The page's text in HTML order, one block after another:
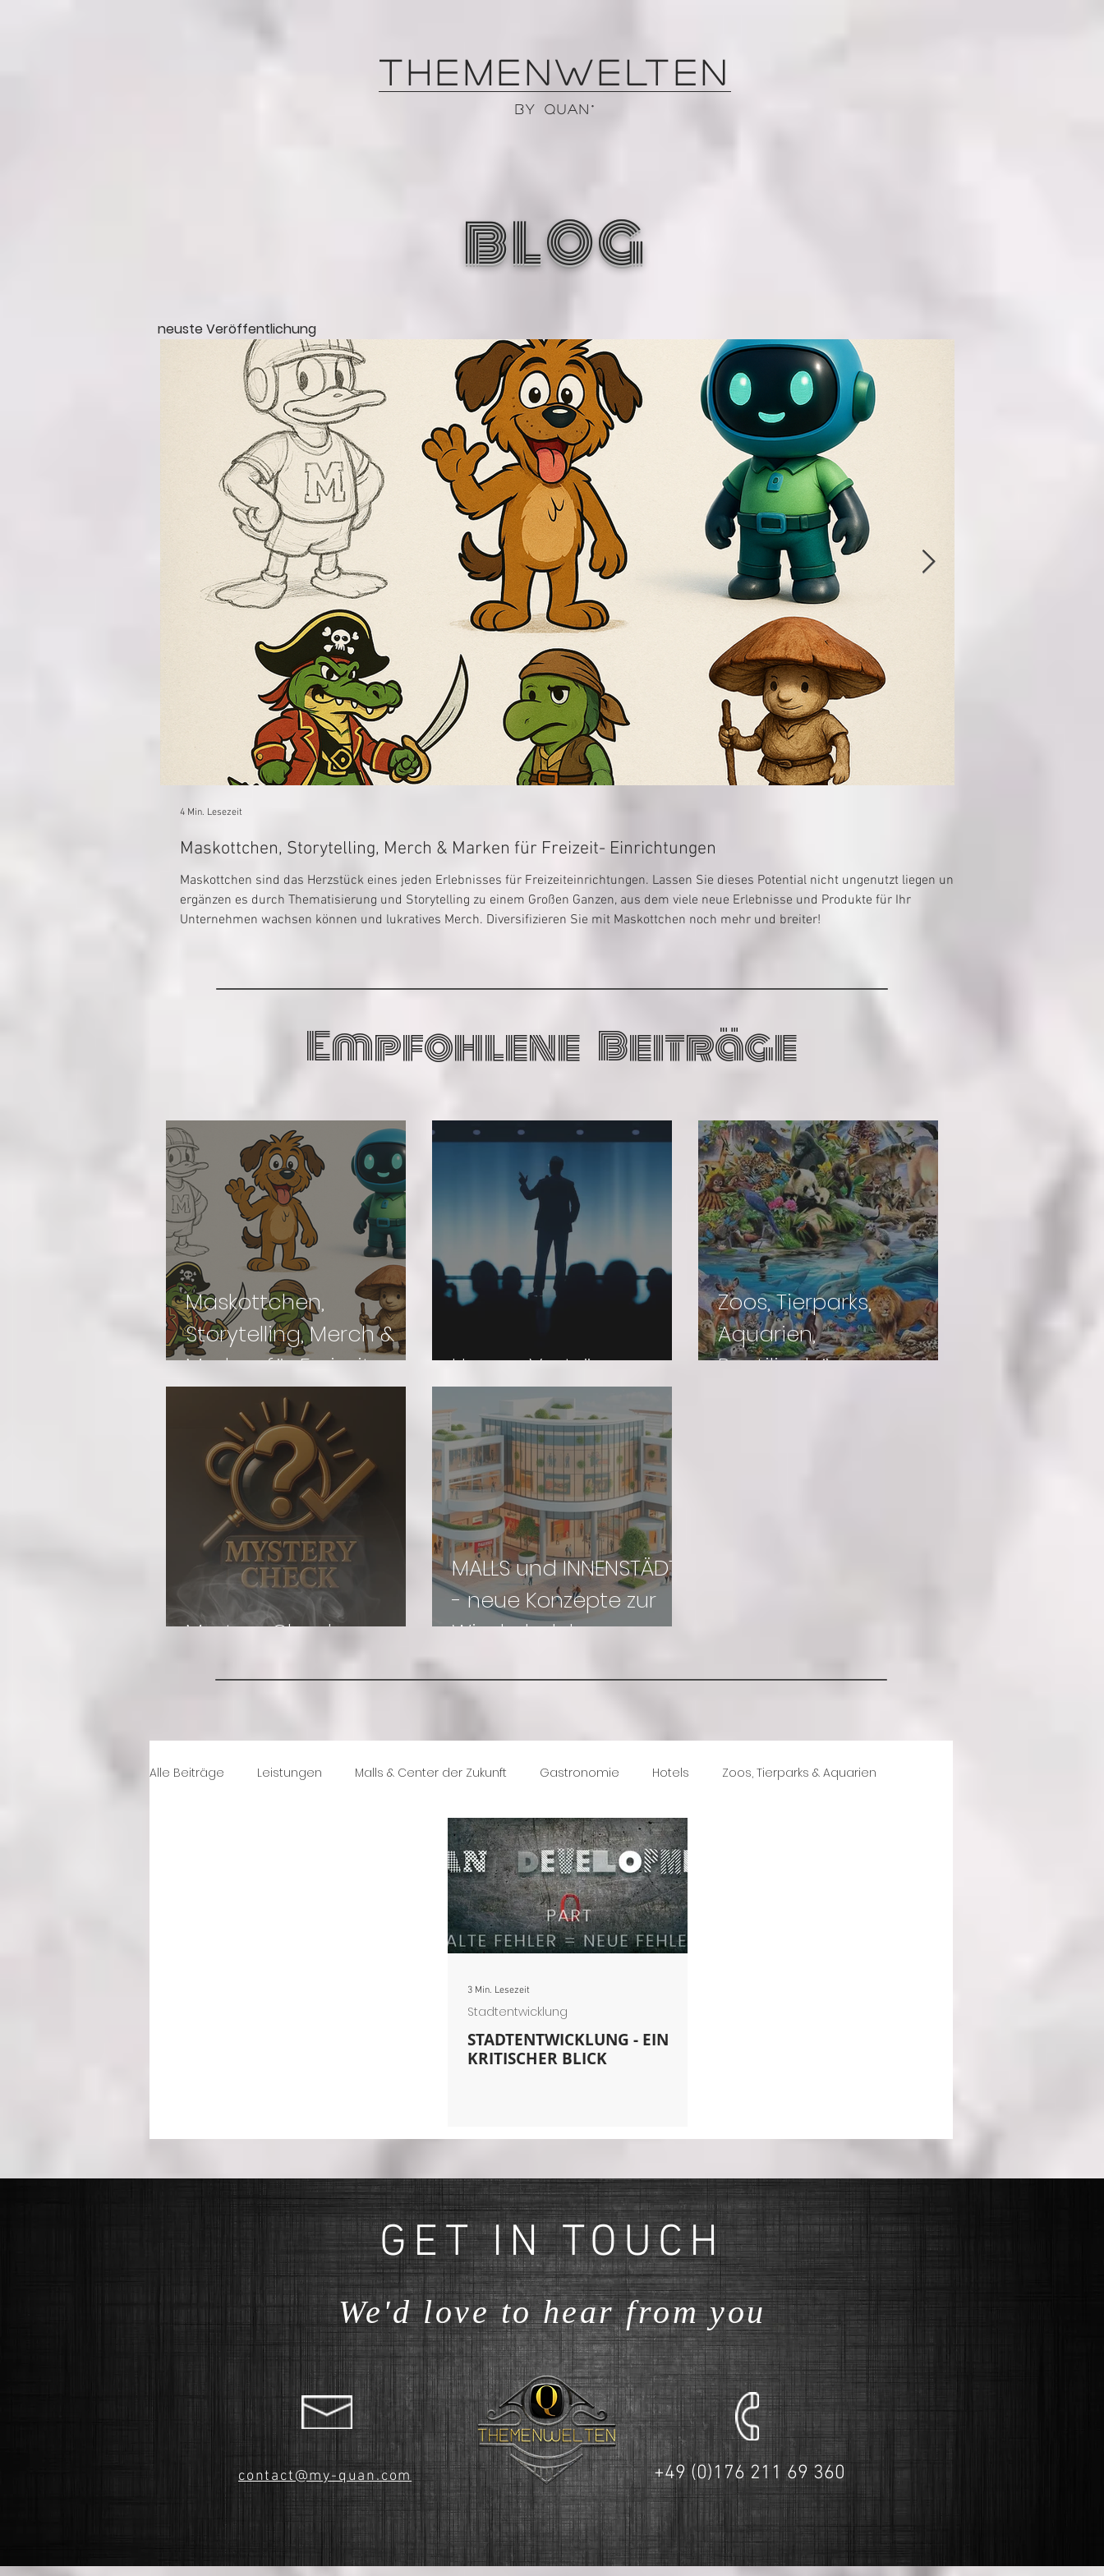
THEMENWELTEn
by QUAN°
BLOG
neuste Veröffentlichung
Maskottchen, Storytelling, Merch & Marken für Freizeit- Einrichtungen
Maskottchen sind das Herzstück eines jeden Erlebnisses für Freizeiteinrichtungen. Lassen Sie dieses Potential nicht ungenutzt liegen und
ergänzen es durch Thematisierung und Storytelling zu einem Großen Ganzen, aus dem viele neue Erlebnisse und Produkte für Ihr
Unternehmen wachsen können und lukratives Merch. Diversifizieren Sie mit Maskottchen noch mehr und breiter!
4 Min. Lesezeit
Empfohlene Beiträge
Maskottchen,
Storytelling, Merch &
Marken für Freizeit-
Einrichtungen
Unsere Vorträge
Zoos, Tierparks,
Aquarien,
Reptilienhäuser,
Mystery Check
MALLS und INNENSTÄDTE
- neue Konzepte zur
Wiederbelebung
Alle Beiträge Leistungen Malls & Center der Zukunft Gastronomie Hotels Zoos, Tierparks & Aquarien
Design follows Function Mystery Check
Zoos & Aquarien Freizeitparks
3 Min. Lesezeit
Stadtentwicklung
STADTENTWICKLUNG - EIN
KRITISCHER BLICK
GET IN TOUCH
We'd love to hear from you
contact@my-quan.com +49 (0)176 211 69 360